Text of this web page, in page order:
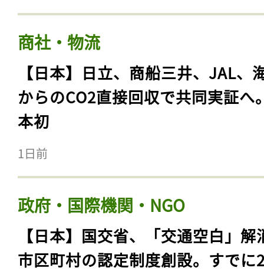
商社・物流
【日本】日立、商船三井、JAL、
からのCO2直接回収で共同実証へ
本初
1日前
政府・国際機関・NGO
【日本】国交省、「交通空白」解
市区町村の認定制度創設。すでに